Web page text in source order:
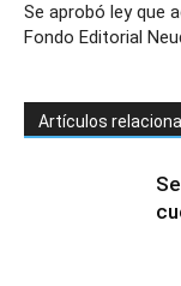
Se aprobó ley que
Fondo Editorial
Artículos